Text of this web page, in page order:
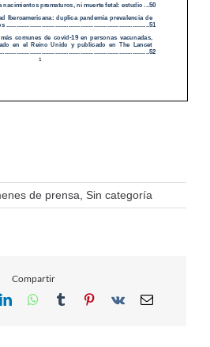
de prensa, Sin categoría
Compartir
LinkedInWhatsApp
TumblrPinterest
Vk Email